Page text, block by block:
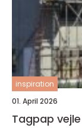
inspiration
01. April 2026
Tagpap vejle holdbar løsning til både nyt tag